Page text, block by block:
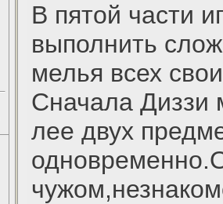
В пятой части
выполнить
мелья всех
Сначала Диззи
лее двух